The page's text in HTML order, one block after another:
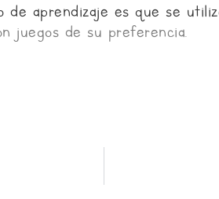
aprendizaje es que se
juegos de su preferencia.